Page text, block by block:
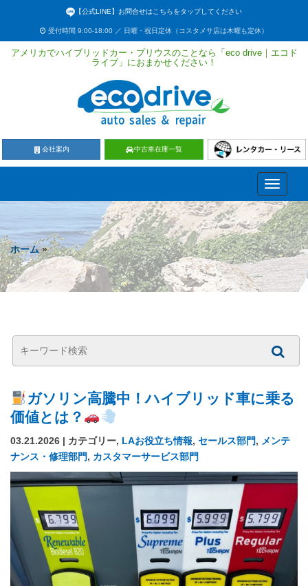
【公式LINE】お問合せはこちらをタップしてください
受付時間 9:00-18:00 ／ 日曜・祝日定休（コスタメサ店は木曜も定休）
アメリカでハイブリッドカー・プリウスのことなら「eco drive｜エコド
ライブ」におまかせください！
会社案内 中古車在庫一覧
Toggle
ホーム»
ガソリン高騰中！ハイブリッド車に乗る
価値とは？
03.21.2026 | カテゴリー, LAお役立ち情報, セールス部門, メンテ
ナンス・修理部門, カスタマーサービス部門